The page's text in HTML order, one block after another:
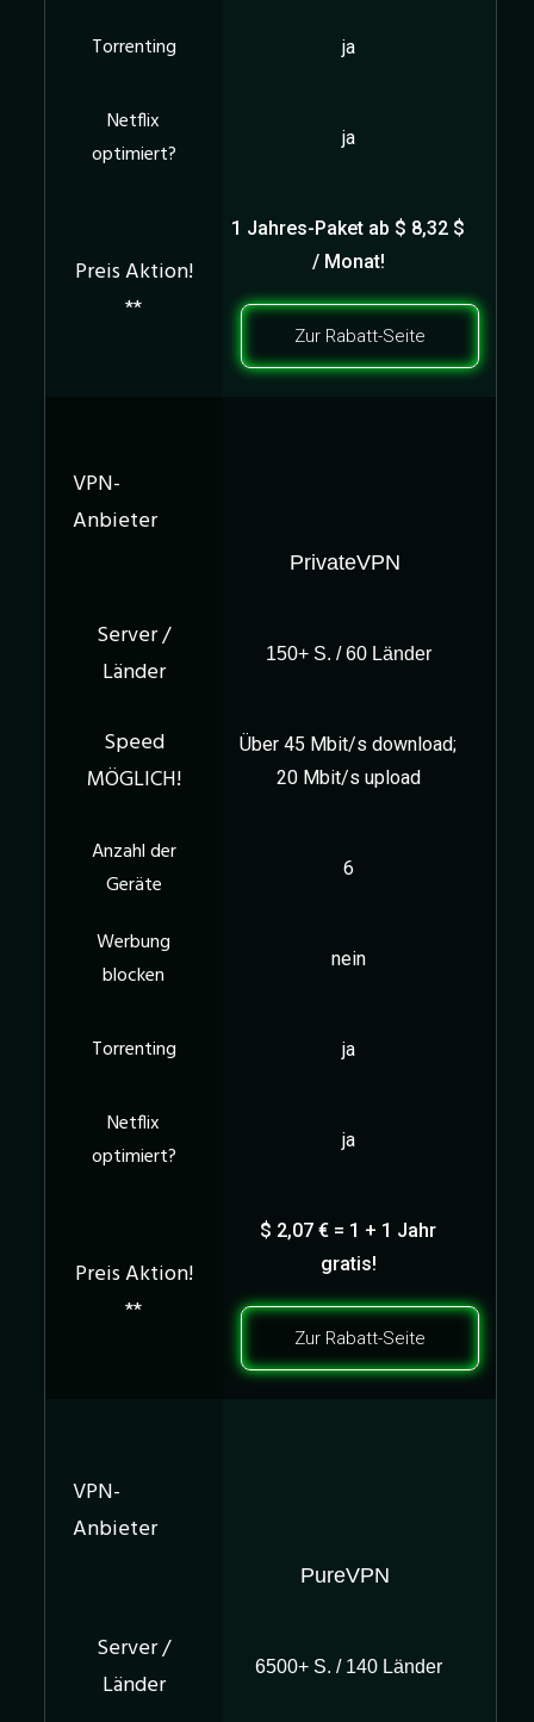
ja
ja
1 Jahres-Paket ab $ 8,32 $
/ Monat!
Zur Rabatt-Seite
PrivateVPN
150+ S. / 60 Länder
Über 45 Mbit/s download;
20 Mbit/s upload
6
nein
ja
ja
$ 2,07 € = 1 + 1 Jahr
gratis!
Zur Rabatt-Seite
PureVPN
6500+ S. / 140 Länder